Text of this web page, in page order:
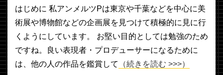
はじめに 私アンメルツPは東京や千葉などを中心に美
術展や博物館などの企画展を見つけて積極的に見に行
くようにしています。 お堅い目的としては勉強のため
ですね。良い表現者・プロデューサーになるために
は、他の人の作品を鑑賞して
（続きを読む >>>）